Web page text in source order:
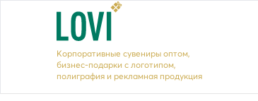
Корпоративные сувениры оптом,
бизнес-подарки с логотипом,
полиграфия и рекламная продукция